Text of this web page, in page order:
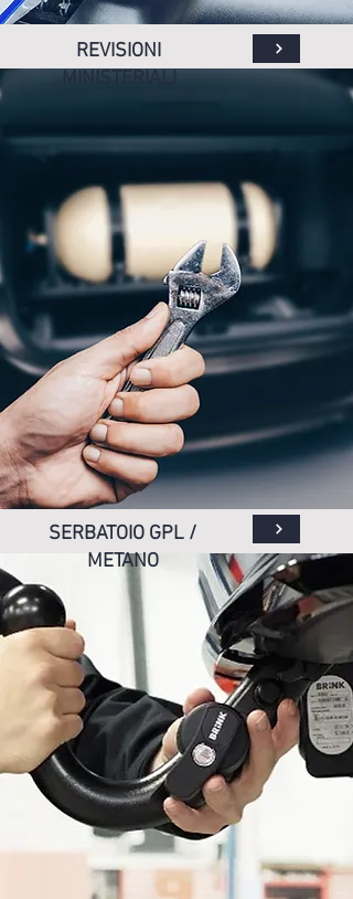
REVISIONI
MINISTERIALI
SERBATOIO GPL /
METANO